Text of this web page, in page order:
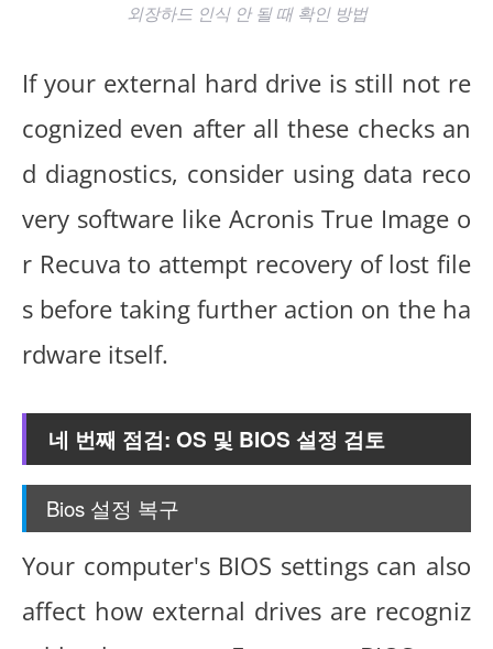
외장하드 인식 안 될 때 확인 방법
If your external hard drive is still not re
cognized even after all these checks an
d diagnostics, consider using data reco
very software like Acronis True Image o
r Recuva to attempt recovery of lost file
s before taking further action on the ha
rdware itself.
네 번째 점검: OS 및 BIOS 설정 검토
Bios 설정 복구
Your computer's BIOS settings can also
affect how external drives are recogniz